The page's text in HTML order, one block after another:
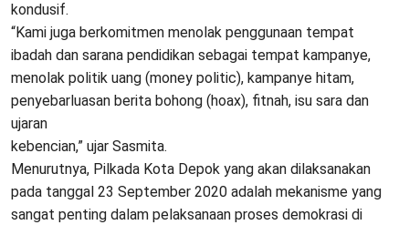
kondusif.
“Kami juga berkomitmen menolak penggunaan tempat
ibadah dan sarana pendidikan sebagai tempat kampanye,
menolak politik uang (money politic), kampanye hitam,
penyebarluasan berita bohong (hoax), fitnah, isu sara dan
ujaran
kebencian,” ujar Sasmita.
Menurutnya, Pilkada Kota Depok yang akan dilaksanakan
pada tanggal 23 September 2020 adalah mekanisme yang
sangat penting dalam pelaksanaan proses demokrasi di